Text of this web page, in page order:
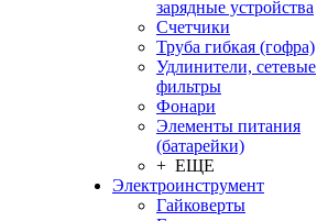
зарядные устройства
Счетчики
Труба гибкая (гофра)
Удлинители, сетевые
фильтры
Фонари
Элементы питания
(батарейки)
+ ЕЩЕ
Электроинструмент
Гайковерты